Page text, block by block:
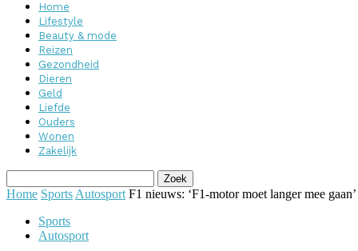
Home
Lifestyle
Beauty & mode
Reizen
Gezondheid
Dieren
Geld
Liefde
Ouders
Wonen
Zakelijk
Home Sports Autosport F1 nieuws: ‘F1-motor moet langer mee gaan’
Sports
Autosport